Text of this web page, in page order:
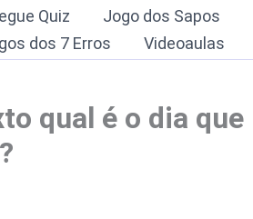
Quiz Jogo dos Sapos
dos 7 Erros Videoaulas
qual é o dia que